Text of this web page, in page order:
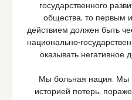
государственного
общества, то первым
действием должен быть
национально-
оказывать негативное
Мы больная нация. Мы
историей потерь,